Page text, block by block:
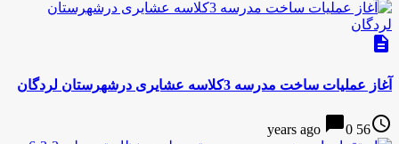
description
آغاز عملیات ساخت مدرسه 3کلاسه عشایری درشهرستان لردگان
access_time
56 years ago
chat_bubble0